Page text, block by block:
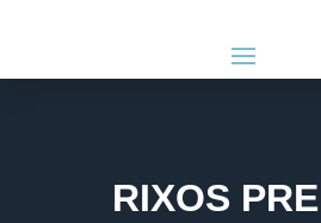
RIXOS